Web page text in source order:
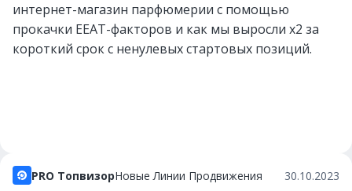
интернет-магазин парфюмерии с помощью
прокачки EEAT-факторов и как мы выросли х2 за
короткий срок с ненулевых стартовых позиций.
PRO ТопвизорНовые Линии Продвижения 30.10.2023